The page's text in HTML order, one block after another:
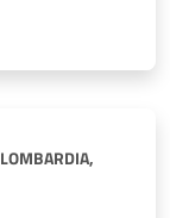
LOMBARDIA,